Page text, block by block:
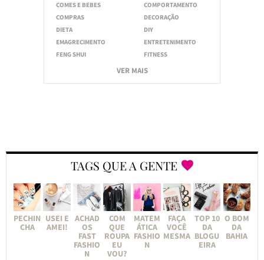
COMES E BEBES
COMPORTAMENTO
COMPRAS
DECORAÇÃO
DIETA
DIY
EMAGRECIMENTO
ENTRETENIMENTO
FENG SHUI
FITNESS
VER MAIS
TAGS QUE A GENTE
PECHIN
CHA
USEI E
AMEI!
ACHAD
OS
FAST
FASHIO
N
COM
QUE
ROUPA
EU
VOU?
MATEM
ÁTICA
FASHIO
N
FAÇA
VOCÊ
MESMA
TOP 10
DA
BLOGU
EIRA
O BOM
DA
BAHIA